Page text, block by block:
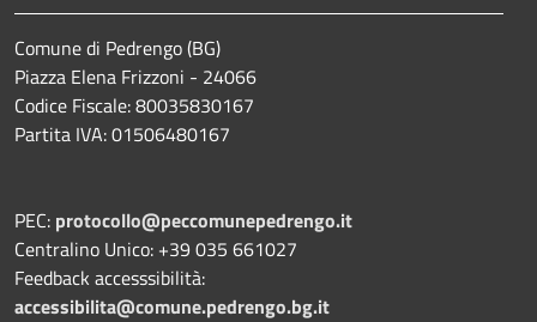
Comune di Pedrengo (BG)
Piazza Elena Frizzoni - 24066
Codice Fiscale: 80035830167
Partita IVA: 01506480167
PEC: protocollo@peccomunepedrengo.it
Centralino Unico: +39 035 661027
Feedback accesssibilità:
accessibilita@comune.pedrengo.bg.it